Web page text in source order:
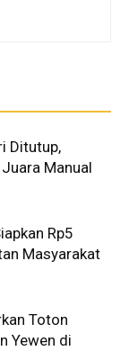
Ditutup,
Manual
Rp5
Masyarakat
Toton
Yewen di